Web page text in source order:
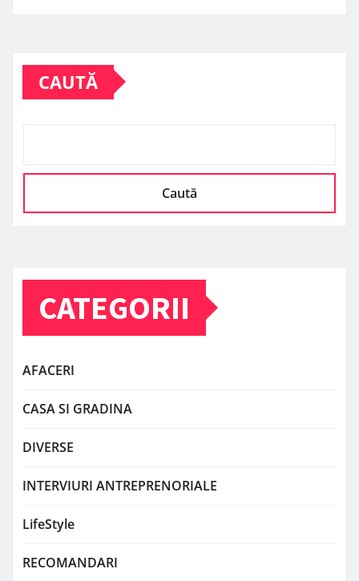
CAUTĂ
Caută
CATEGORII
AFACERI
CASA SI GRADINA
DIVERSE
INTERVIURI ANTREPRENORIALE
LifeStyle
RECOMANDARI